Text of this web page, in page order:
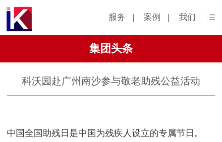
服务 | 案例 | 我们
集团头条
科沃园赴广州南沙参与敬老助残公益活动
中国全国助残日是中国为残疾人设立的专属节日。